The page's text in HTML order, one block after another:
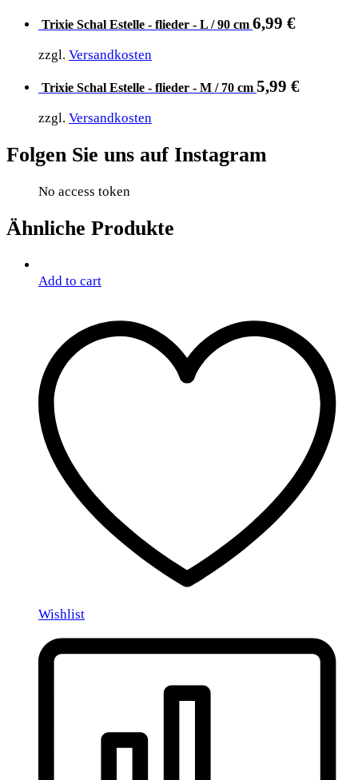
Trixie Schal Estelle - flieder - L / 90 cm 6,99 €
zzgl. Versandkosten
Trixie Schal Estelle - flieder - M / 70 cm 5,99 €
zzgl. Versandkosten
Folgen Sie uns auf Instagram
No access token
Ähnliche Produkte
Add to cart
Wishlist